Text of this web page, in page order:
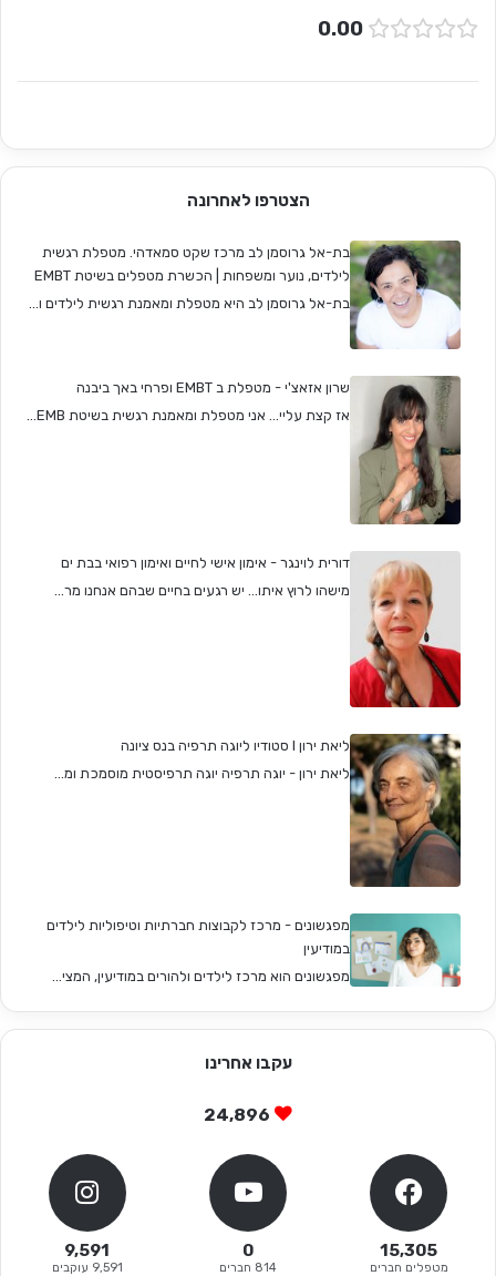
0.00
הצטרפו לאחרונה
בת-אל גרוסמן לב מרכז שקט סמאדהי. מטפלת רגשית
לילדים, נוער ומשפחות | הכשרת מטפלים בשיטת EMBT
בת-אל גרוסמן לב היא מטפלת ומאמנת רגשית לילדים ו...
שרון אזאצ'י - מטפלת ב EMBT ופרחי באך ביבנה
אז קצת עליי... אני מטפלת ומאמנת רגשית בשיטת EMB...
דורית לוינגר - אימון אישי לחיים ואימון רפואי בבת ים
מישהו לרוץ איתו... יש רגעים בחיים שבהם אנחנו מר...
ליאת ירון I סטודיו ליוגה תרפיה בנס ציונה
ליאת ירון - יוגה תרפיה יוגה תרפיסטית מוסמכת ומ...
מפגשונים - מרכז לקבוצות חברתיות וטיפוליות לילדים
במודיעין
מפגשונים הוא מרכז לילדים ולהורים במודיעין, המצי...
עקבו אחרינו
24,896
15,305
מטפלים חברים
0
814 חברים
9,591
9,591 עוקבים